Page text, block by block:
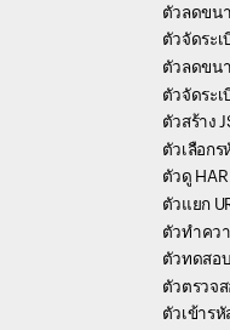
ตัวลดขน
ตัวจัดระเ
ตัวลดขน
ตัวจัดระเ
ตัวสร้าง
ตัวเลือกร
ตัวดู HAR
ตัวแยก
ตัวทำคว
ตัวทดสอบ
ตัวตรวจ
ตัวเข้าร